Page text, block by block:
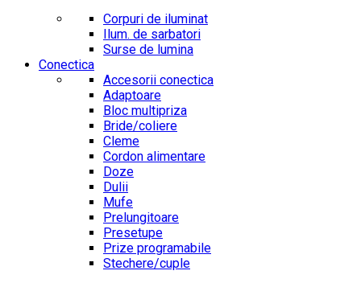
Corpuri de iluminat
Ilum. de sarbatori
Surse de lumina
Conectica
Accesorii conectica
Adaptoare
Bloc multipriza
Bride/coliere
Cleme
Cordon alimentare
Doze
Dulii
Mufe
Prelungitoare
Presetupe
Prize programabile
Stechere/cuple